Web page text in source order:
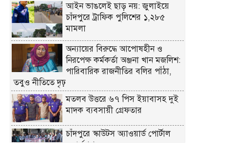
আইন ভাঙলেই ছাড় নয়: জুলাইয়ে
চাঁদপুরে ট্রাফিক পুলিশের ১,২৮৫
মামলা
অন্যায়ের বিরুদ্ধে আপোষহীন ও
নিরপেক্ষ কর্মকর্তা অঞ্জনা খান মজলিশ:
পারিবারিক রাজনীতির বলির পাঁঠা,
তবুও নীতিতে দৃঢ়
মতলব উত্তরে ৬৭ পিস ইয়াবাসহ দুই
মাদক ব্যবসায়ী গ্রেফতার
চাঁদপুরে স্কাউটস অ্যাওয়ার্ড পোর্টাল
ওয়ার্কশপ